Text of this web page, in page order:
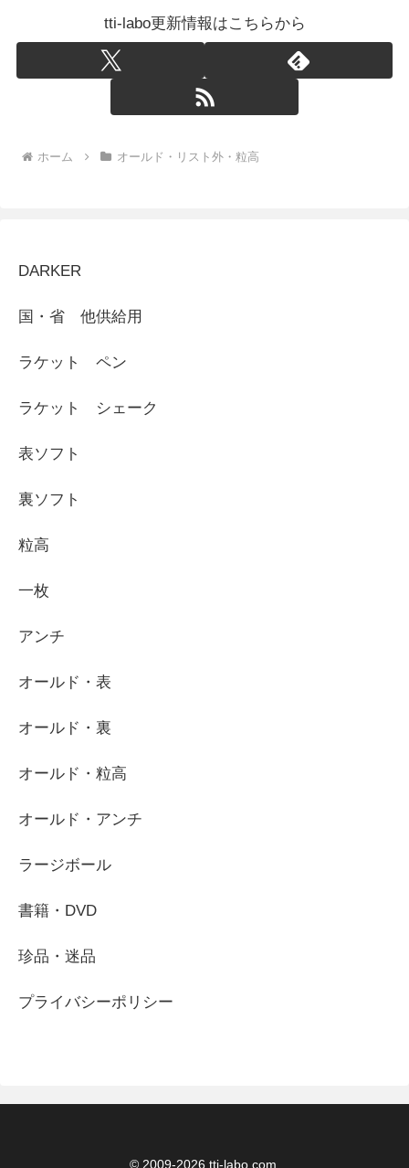
tti-labo更新情報はこちらから
ホーム オールド・リスト外・粒高
DARKER
国・省 他供給用
ラケット ペン
ラケット シェーク
表ソフト
裏ソフト
粒高
一枚
アンチ
オールド・表
オールド・裏
オールド・粒高
オールド・アンチ
ラージボール
書籍・DVD
珍品・迷品
プライバシーポリシー
© 2009-2026 tti-labo.com.